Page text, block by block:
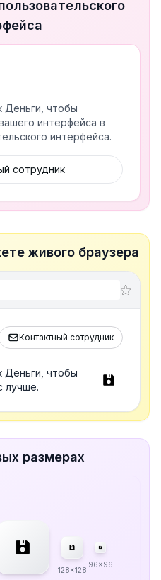
Деньги, чтобы
интерфейса в
интерфейса.
сотрудник
живого браузера
Контактный сотрудник
Деньги, чтобы
лучше.
размерах
128x128
96x96